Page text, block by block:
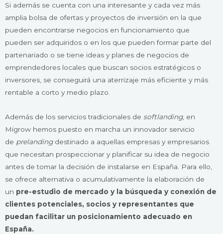
Si además se cuenta con una interesante y cada vez más
amplia bolsa de ofertas y proyectos de inversión en la que
pueden encontrarse negocios en funcionamiento que
pueden ser adquiridos o en los que pueden formar parte del
partenariado o se tiene ideas y planes de negocios de
emprendedores locales que buscan socios estratégicos o
inversores, se conseguirá una aterrizaje más eficiente y más
rentable a corto y medio plazo.
Además de los servicios tradicionales de softlanding, en
Migrow hemos puesto en marcha un innovador servicio
de prelandingdestinado a aquellas empresas y empresarios
que necesitan prospeccionar y planificar su idea de negocio
antes de tomar la decisión de instalarse en España. Para ello,
se ofrece alternativa o acumulativamente la elaboración de
un pre-estudio de mercado y la búsqueda y conexión de
clientes potenciales, socios y representantes que
puedan facilitar un posicionamiento adecuado en
España.